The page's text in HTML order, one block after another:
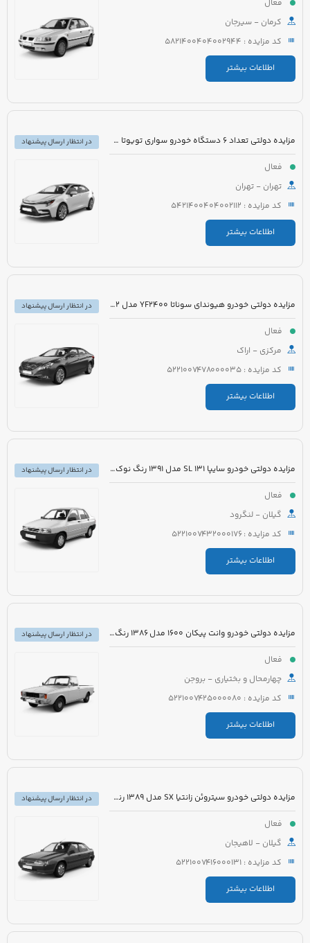
فعال
کرمان - سیرجان
کد مزایده : 5821400404002944
اطلاعات بیشتر
مزایده دولتی تعداد 6 دستگاه خودرو سواری تویوتا کرولا PIONEER هیبرید 1800cc مدل 2023
فعال
تهران - تهران
کد مزایده : 5421400404002112
اطلاعات بیشتر
در انتظار ارسال پیشنهاد
مزایده دولتی خودرو هیوندای سوناتا YF2400 مدل 2012 رنگ سفید متالیک
فعال
مرکزی - اراک
کد مزایده : 5221007478000035
اطلاعات بیشتر
در انتظار ارسال پیشنهاد
مزایده دولتی خودرو سایپا 131 SL مدل 1391 رنگ نوک مدادی متالیک
فعال
گیلان - لنگرود
کد مزایده : 5221007432000176
اطلاعات بیشتر
در انتظار ارسال پیشنهاد
مزایده دولتی خودرو وانت پیکان 1600 مدل 1386 رنگ سفید روغنی
فعال
چهارمحال و بختیاری - بروجن
کد مزایده : 5221007425000080
اطلاعات بیشتر
در انتظار ارسال پیشنهاد
مزایده دولتی خودرو سیتروئن زانتیا SX مدل 1389 رنگ نقره ای
فعال
گیلان - لاهیجان
کد مزایده : 5221007416000131
اطلاعات بیشتر
در انتظار ارسال پیشنهاد